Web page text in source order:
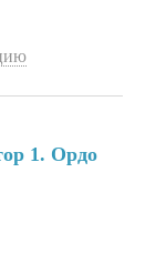
1. Ордо